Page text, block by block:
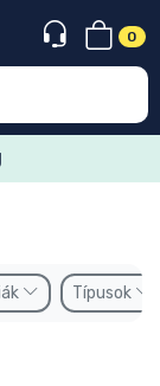
0
Típusok